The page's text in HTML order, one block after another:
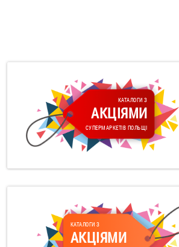
КАТАЛОГИ З
АКЦІЯМИ
СУПЕРМАРКЕТІВ ПОЛЬЩІ
КАТАЛОГИ З
АКЦІЯМИ